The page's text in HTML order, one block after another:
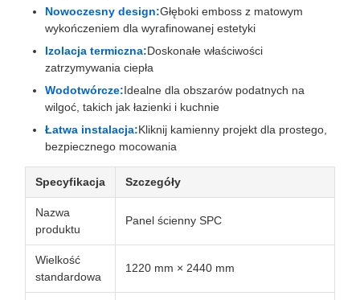
Nowoczesny design:Głęboki emboss z matowym
wykończeniem dla wyrafinowanej estetyki
Izolacja termiczna:Doskonałe właściwości
zatrzymywania ciepła
Wodotwórcze:Idealne dla obszarów podatnych na
wilgoć, takich jak łazienki i kuchnie
Łatwa instalacja:Kliknij kamienny projekt dla prostego,
bezpiecznego mocowania
Specyfikacja Szczegóły
Nazwa
produktu
Panel ścienny SPC
Wielkość
standardowa
1220 mm × 2440 mm